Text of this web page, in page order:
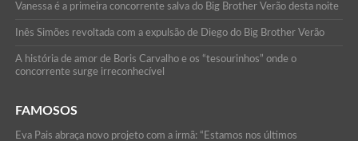
Vanessa é a primeira concorrente salva do Big Brother Verão desta noite
Inês Simões revoltada com a expulsão de Diego do Big Brother Verão
A história de amor de Boris Carvalho e os “tesourinhos” onde o
concorrente surge irreconhecível
FAMOSOS
Eva Pais abraça novo projeto com a irmã: “Estamos nos últimos